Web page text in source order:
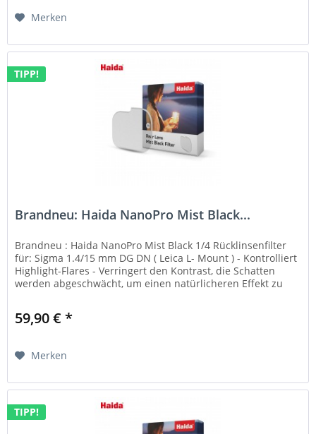
Merken
TIPP!
Brandneu: Haida NanoPro Mist Black...
Brandneu : Haida NanoPro Mist Black 1/4 Rücklinsenfilter
für: Sigma 1.4/15 mm DG DN ( Leica L- Mount ) - Kontrolliert
Highlight-Flares - Verringert den Kontrast, die Schatten
werden abgeschwächt, um einen natürlicheren Effekt zu
59,90 € *
Merken
TIPP!